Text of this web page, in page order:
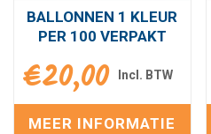
BALLONNEN 1 KLEUR
PER 100 VERPAKT
€20,00
MEER INFORMATIE